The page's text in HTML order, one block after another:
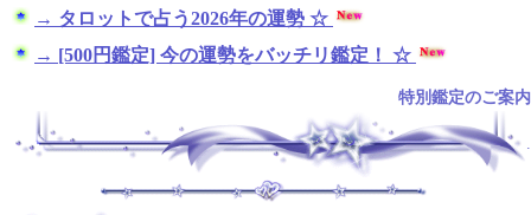
→ タロットで占う2026年の運勢 ☆
→ [500円鑑定] 今の運勢をバッチリ鑑定！ ☆
特別鑑定のご案内